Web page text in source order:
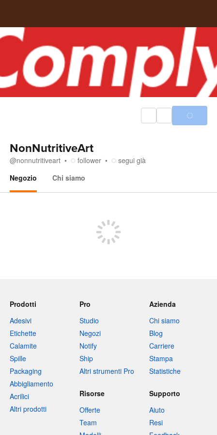
NonNutritiveArt
@nonnutritiveart follower
segui già
Negozio
Chi siamo
Prodotti
Adesivi
Etichette
Calamite
Spille
Packaging
Abbigliamento
Acrilici
Altri prodotti
Pro
Studio
Negozi
Notify
Ship
Altri strumenti Pro
Azienda
Chi siamo
Blog
Carriere
Stampa
Statistiche
Risorse
Offerte
Team
Supporto
Aiuto
Resi